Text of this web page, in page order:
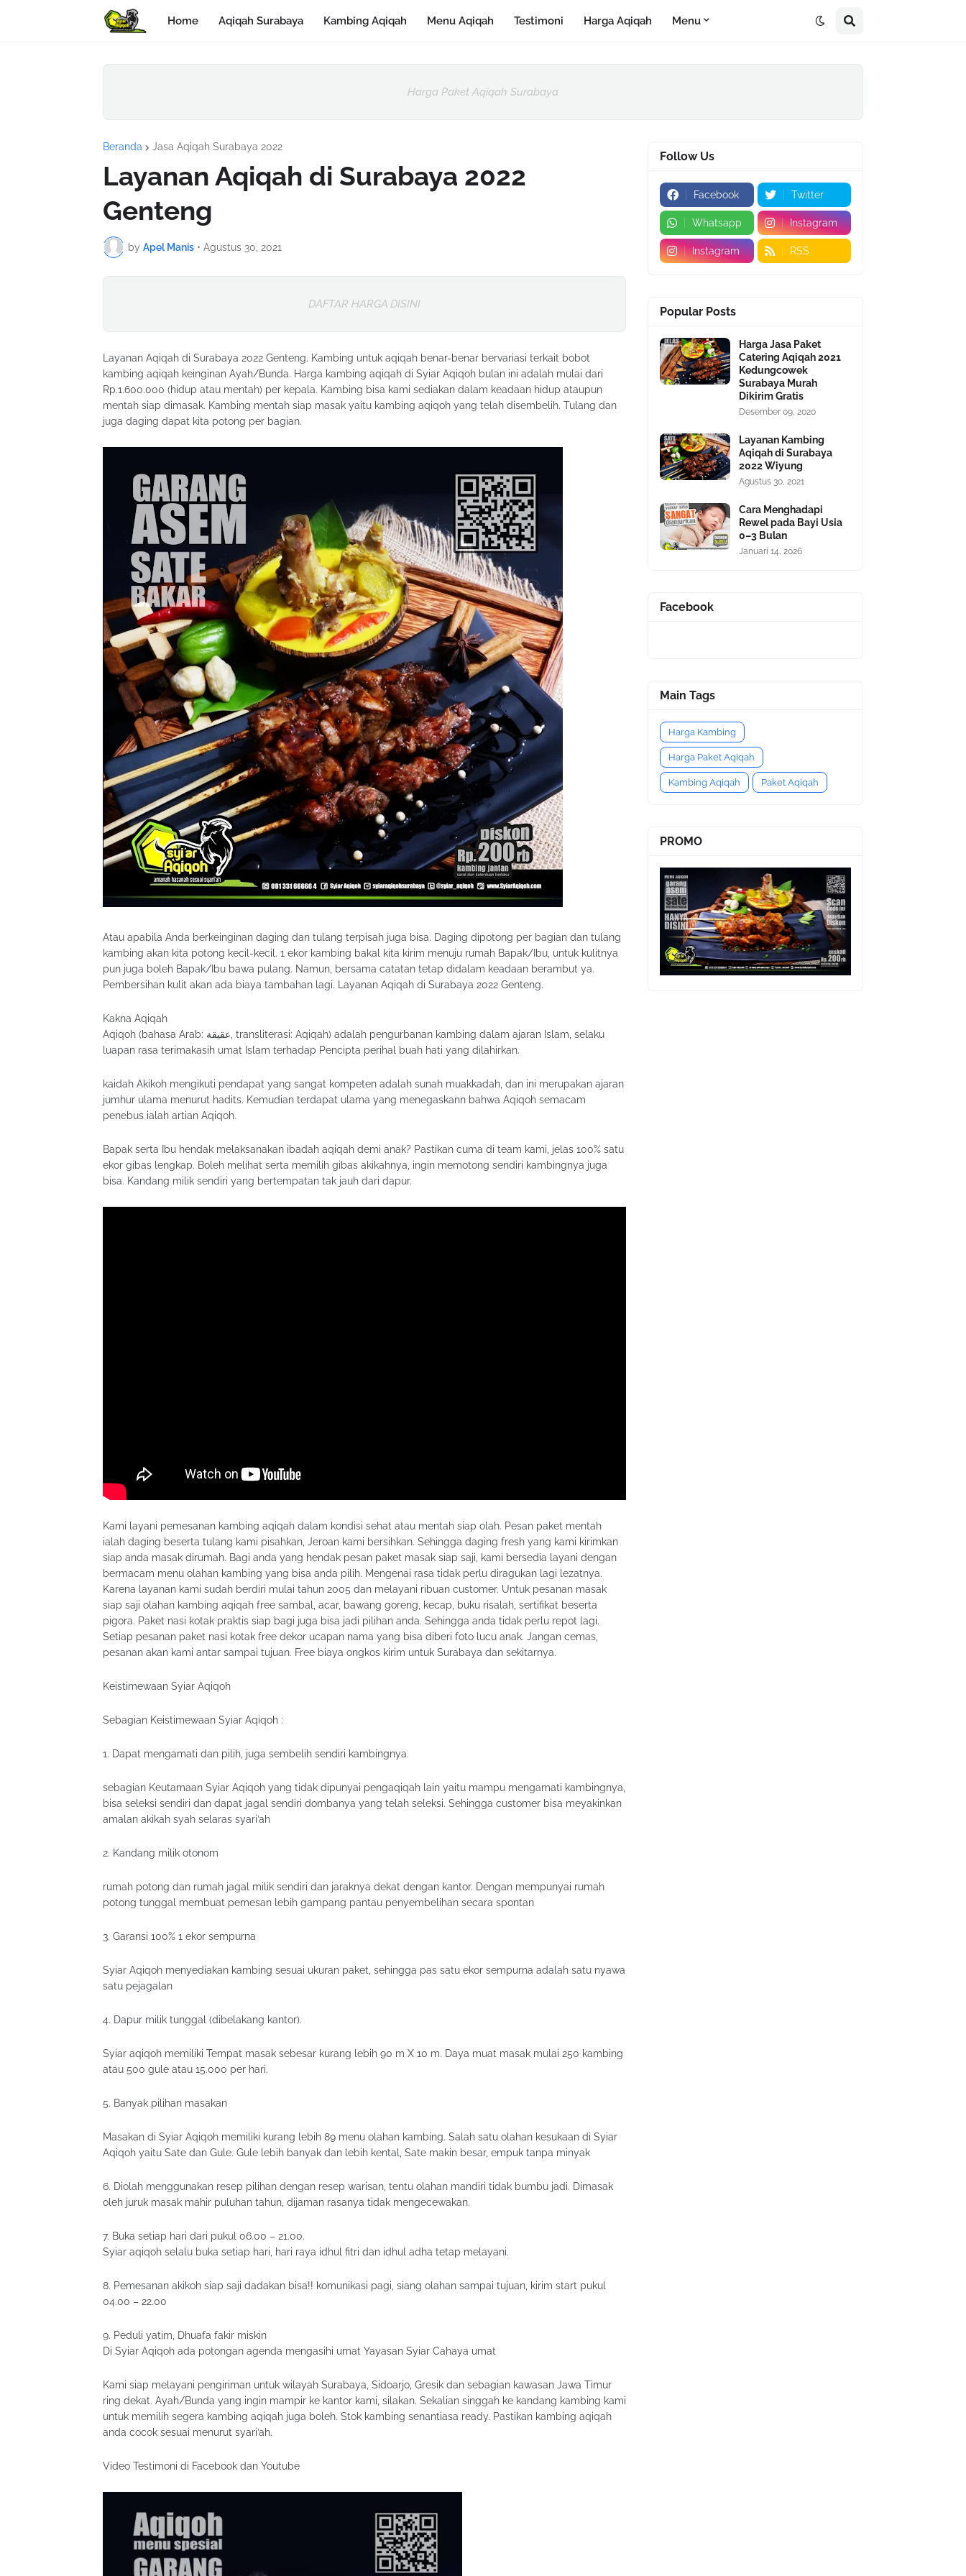
Home Aqiqah Surabaya Kambing Aqiqah Menu Aqiqah Testimoni Harga Aqiqah Menu
Harga Paket Aqiqah Surabaya
Beranda Jasa Aqiqah Surabaya 2022
Layanan Aqiqah di Surabaya 2022
Genteng
by Apel Manis • Agustus 30, 2021
DAFTAR HARGA DISINI
Layanan Aqiqah di Surabaya 2022 Genteng. Kambing untuk aqiqah benar-benar bervariasi terkait bobot
kambing aqiqah keinginan Ayah/Bunda. Harga kambing aqiqah di Syiar Aqiqoh bulan ini adalah mulai dari
Rp.1.600.000 (hidup atau mentah) per kepala. Kambing bisa kami sediakan dalam keadaan hidup ataupun
mentah siap dimasak. Kambing mentah siap masak yaitu kambing aqiqoh yang telah disembelih. Tulang dan
juga daging dapat kita potong per bagian.
Atau apabila Anda berkeinginan daging dan tulang terpisah juga bisa. Daging dipotong per bagian dan tulang
kambing akan kita potong kecil-kecil. 1 ekor kambing bakal kita kirim menuju rumah Bapak/Ibu, untuk kulitnya
pun juga boleh Bapak/Ibu bawa pulang. Namun, bersama catatan tetap didalam keadaan berambut ya.
Pembersihan kulit akan ada biaya tambahan lagi. Layanan Aqiqah di Surabaya 2022 Genteng.
Kakna Aqiqah
Aqiqoh (bahasa Arab: عقيقة, transliterasi: Aqiqah) adalah pengurbanan kambing dalam ajaran Islam, selaku
luapan rasa terimakasih umat Islam terhadap Pencipta perihal buah hati yang dilahirkan.
kaidah Akikoh mengikuti pendapat yang sangat kompeten adalah sunah muakkadah, dan ini merupakan ajaran
jumhur ulama menurut hadits. Kemudian terdapat ulama yang menegaskann bahwa Aqiqoh semacam
penebus ialah artian Aqiqoh.
Bapak serta Ibu hendak melaksanakan ibadah aqiqah demi anak? Pastikan cuma di team kami, jelas 100% satu
ekor gibas lengkap. Boleh melihat serta memilih gibas akikahnya, ingin memotong sendiri kambingnya juga
bisa. Kandang milik sendiri yang bertempatan tak jauh dari dapur.
Kami layani pemesanan kambing aqiqah dalam kondisi sehat atau mentah siap olah. Pesan paket mentah
ialah daging beserta tulang kami pisahkan, Jeroan kami bersihkan. Sehingga daging fresh yang kami kirimkan
siap anda masak dirumah. Bagi anda yang hendak pesan paket masak siap saji, kami bersedia layani dengan
bermacam menu olahan kambing yang bisa anda pilih. Mengenai rasa tidak perlu diragukan lagi lezatnya.
Karena layanan kami sudah berdiri mulai tahun 2005 dan melayani ribuan customer. Untuk pesanan masak
siap saji olahan kambing aqiqah free sambal, acar, bawang goreng, kecap, buku risalah, sertifikat beserta
pigora. Paket nasi kotak praktis siap bagi juga bisa jadi pilihan anda. Sehingga anda tidak perlu repot lagi.
Setiap pesanan paket nasi kotak free dekor ucapan nama yang bisa diberi foto lucu anak. Jangan cemas,
pesanan akan kami antar sampai tujuan. Free biaya ongkos kirim untuk Surabaya dan sekitarnya.
Keistimewaan Syiar Aqiqoh
Sebagian Keistimewaan Syiar Aqiqoh :
1. Dapat mengamati dan pilih, juga sembelih sendiri kambingnya.
sebagian Keutamaan Syiar Aqiqoh yang tidak dipunyai pengaqiqah lain yaitu mampu mengamati kambingnya,
bisa seleksi sendiri dan dapat jagal sendiri dombanya yang telah seleksi. Sehingga customer bisa meyakinkan
amalan akikah syah selaras syari’ah
2. Kandang milik otonom
rumah potong dan rumah jagal milik sendiri dan jaraknya dekat dengan kantor. Dengan mempunyai rumah
potong tunggal membuat pemesan lebih gampang pantau penyembelihan secara spontan
3. Garansi 100% 1 ekor sempurna
Syiar Aqiqoh menyediakan kambing sesuai ukuran paket, sehingga pas satu ekor sempurna adalah satu nyawa
satu pejagalan
4. Dapur milik tunggal (dibelakang kantor).
Syiar aqiqoh memiliki Tempat masak sebesar kurang lebih 90 m X 10 m. Daya muat masak mulai 250 kambing
atau 500 gule atau 15.000 per hari.
5. Banyak pilihan masakan
Masakan di Syiar Aqiqoh memiliki kurang lebih 89 menu olahan kambing. Salah satu olahan kesukaan di Syiar
Aqiqoh yaitu Sate dan Gule. Gule lebih banyak dan lebih kental, Sate makin besar, empuk tanpa minyak
6. Diolah menggunakan resep pilihan dengan resep warisan, tentu olahan mandiri tidak bumbu jadi. Dimasak
oleh juruk masak mahir puluhan tahun, dijaman rasanya tidak mengecewakan.
7. Buka setiap hari dari pukul 06.00 – 21.00.
Syiar aqiqoh selalu buka setiap hari, hari raya idhul fitri dan idhul adha tetap melayani.
8. Pemesanan akikoh siap saji dadakan bisa!! komunikasi pagi, siang olahan sampai tujuan, kirim start pukul
04.00 – 22.00
9. Peduli yatim, Dhuafa fakir miskin
Di Syiar Aqiqoh ada potongan agenda mengasihi umat Yayasan Syiar Cahaya umat
Kami siap melayani pengiriman untuk wilayah Surabaya, Sidoarjo, Gresik dan sebagian kawasan Jawa Timur
ring dekat. Ayah/Bunda yang ingin mampir ke kantor kami, silakan. Sekalian singgah ke kandang kambing kami
untuk memilih segera kambing aqiqah juga boleh. Stok kambing senantiasa ready. Pastikan kambing aqiqah
anda cocok sesuai menurut syari’ah.
Video Testimoni di Facebook dan Youtube
Follow Us
Facebook Twitter
Whatsapp Instagram
Instagram RSS
Popular Posts
Harga Jasa Paket
Catering Aqiqah 2021
Kedungcowek
Surabaya Murah
Dikirim Gratis
Desember 09, 2020
Layanan Kambing
Aqiqah di Surabaya
2022 Wiyung
Agustus 30, 2021
Cara Menghadapi
Rewel pada Bayi Usia
0–3 Bulan
Januari 14, 2026
Facebook
Main Tags
Harga Kambing
Harga Paket Aqiqah
Kambing Aqiqah Paket Aqiqah
PROMO